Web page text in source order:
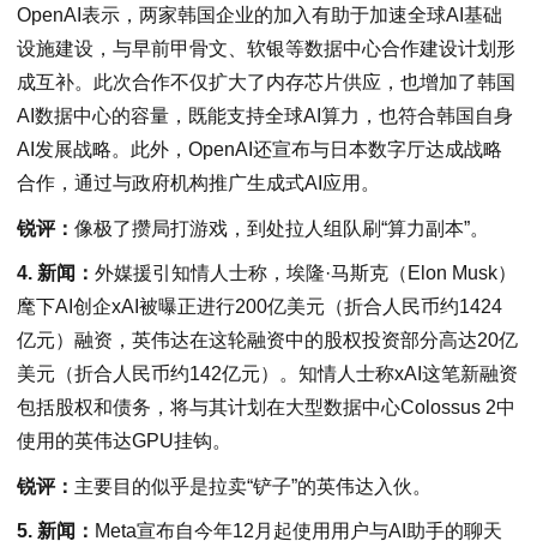
OpenAI表示，两家韩国企业的加入有助于加速全球AI基础
设施建设，与早前甲骨文、软银等数据中心合作建设计划形
成互补。此次合作不仅扩大了内存芯片供应，也增加了韩国
AI数据中心的容量，既能支持全球AI算力，也符合韩国自身
AI发展战略。此外，OpenAI还宣布与日本数字厅达成战略
合作，通过与政府机构推广生成式AI应用。
锐评： 像极了攒局打游戏，到处拉人组队刷“算力副本”。
4. 新闻： 外媒援引知情人士称，埃隆·马斯克（Elon Musk）
麾下AI创企xAI被曝正进行200亿美元（折合人民币约1424
亿元）融资，英伟达在这轮融资中的股权投资部分高达20亿
美元（折合人民币约142亿元）。知情人士称xAI这笔新融资
包括股权和债务，将与其计划在大型数据中心Colossus 2中
使用的英伟达GPU挂钩。
锐评： 主要目的似乎是拉卖“铲子”的英伟达入伙。
5. 新闻： Meta宣布自今年12月起使用用户与AI助手的聊天